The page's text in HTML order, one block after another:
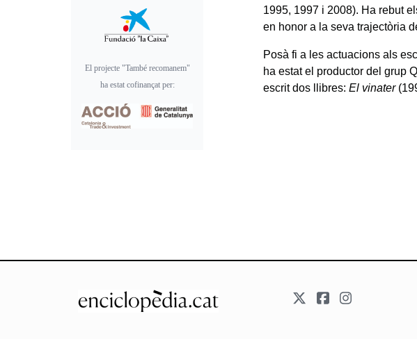
1995, 1997 i 2008). Ha rebut
en honor a la seva trajectòria
Posà fi a les actuacions als
ha estat el productor del grup
escrit dos llibres:El vinater
El projecte "També recomanem"
ha estat cofinançat per: